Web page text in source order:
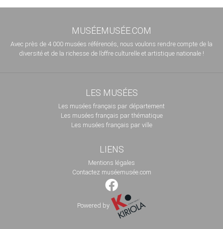
MUSÉEMUSÉE.COM
Avec près de 4 000 musées référencés, nous voulons rendre compte de la
diversité et de la richesse de l’offre culturelle et artistique nationale !
LES MUSÉES
Les musées français par département
Les musées français par thématique
Les musées français par ville
LIENS
Mentions légales
Contactez muséemusée.com
Powered by